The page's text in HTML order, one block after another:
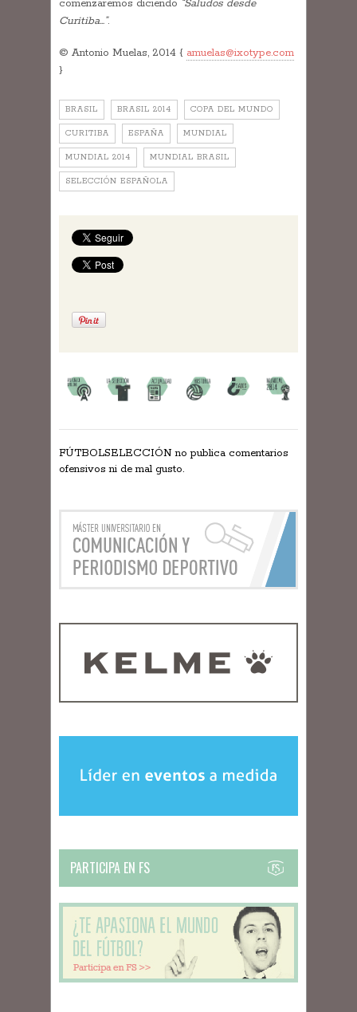
comenzaremos diciendo “Saludos desde
Curitiba…”.
© Antonio Muelas, 2014 { amuelas@ixotype.com
}
BRASIL BRASIL 2014 COPA DEL MUNDO
CURITIBA ESPAÑA MUNDIAL
MUNDIAL 2014 MUNDIAL BRASIL
SELECCIÓN ESPAÑOLA
FÚTBOLSELECCIÓN no publica comentarios
ofensivos ni de mal gusto.
PARTICIPA EN FS